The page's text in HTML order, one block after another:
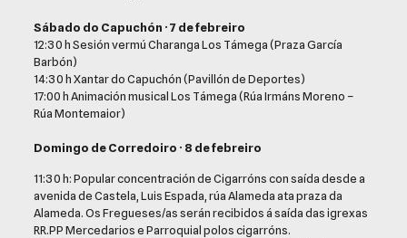
Sábado do Capuchón · 7 de febreiro
12:30 h Sesión vermú Charanga Los Támega (Praza García
Barbón)
14:30 h Xantar do Capuchón (Pavillón de Deportes)
17:00 h Animación musical Los Támega (Rúa Irmáns Moreno –
Rúa Montemaior)
Domingo de Corredoiro · 8 de febreiro
11:30 h: Popular concentración de Cigarróns con saída desde a
avenida de Castela, Luis Espada, rúa Alameda ata praza da
Alameda. Os Fregueses/as serán recibidos á saída das igrexas
RR.PP Mercedarios e Parroquial polos cigarróns.